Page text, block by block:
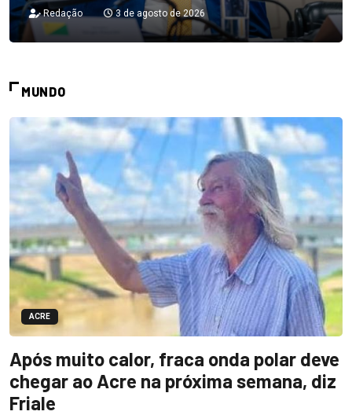
Redação 3 de agosto de 2026
MUNDO
ACRE
Após muito calor, fraca onda polar deve
chegar ao Acre na próxima semana, diz
Friale